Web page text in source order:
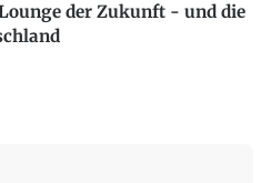
der Zukunft - und die